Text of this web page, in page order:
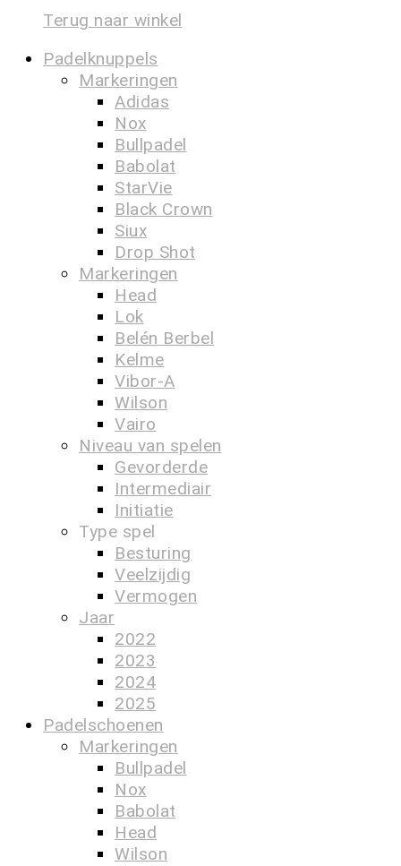
Terug naar winkel
Padelknuppels
Markeringen
Adidas
Nox
Bullpadel
Babolat
StarVie
Black Crown
Siux
Drop Shot
Markeringen
Head
Lok
Belén Berbel
Kelme
Vibor-A
Wilson
Vairo
Niveau van spelen
Gevorderde
Intermediair
Initiatie
Type spel
Besturing
Veelzijdig
Vermogen
Jaar
2022
2023
2024
2025
Padelschoenen
Markeringen
Bullpadel
Nox
Babolat
Head
Wilson